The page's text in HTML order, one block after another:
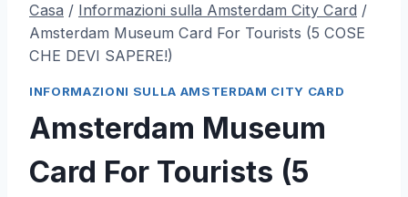
Casa / Informazioni sulla Amsterdam City Card /
Amsterdam Museum Card For Tourists (5 COSE
CHE DEVI SAPERE!)
INFORMAZIONI SULLA AMSTERDAM CITY CARD
Amsterdam Museum
Card For Tourists (5